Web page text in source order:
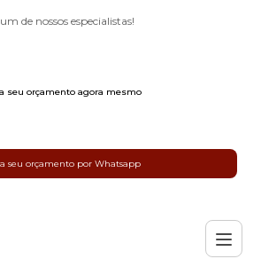
de nossos especialistas!
seu orçamento agora mesmo
seu orçamento por Whatsapp